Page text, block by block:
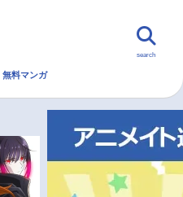
無料マンガ
search
無料マンガ